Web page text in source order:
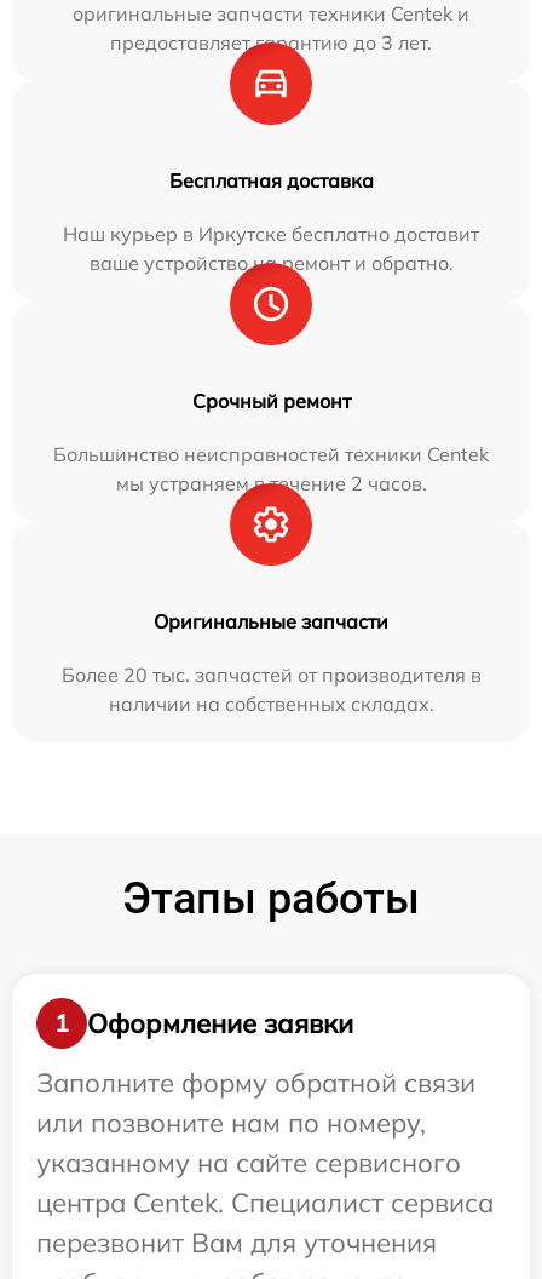
оригинальные запчасти техники Centek и
предоставляет гарантию до 3 лет.
Бесплатная доставка
Наш курьер в Иркутске бесплатно доставит
ваше устройство на ремонт и обратно.
Срочный ремонт
Большинство неисправностей техники Centek
мы устраняем в течение 2 часов.
Оригинальные запчасти
Более 20 тыс. запчастей от производителя в
наличии на собственных складах.
Этапы работы
1
Оформление заявки
Заполните форму обратной связи
или позвоните нам по номеру,
указанному на сайте сервисного
центра Centek. Специалист сервиса
перезвонит Вам для уточнения